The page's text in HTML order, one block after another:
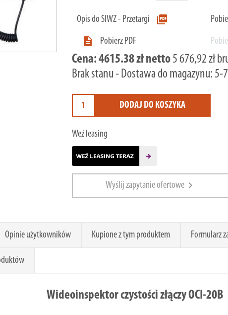
Opis do SIWZ - Przetargi picture_as_pdf

Pobierz PDF
Cena:4615.38 zł netto5 676,92 zł
Brak stanu - Dostawa do magazynu: 5-
DODAJ DO KOSZYKA
Weź leasing
Wyślij zapytanie ofertowe chevron_right
Opinie użytkowników Kupione z tym produktem Formularz
Wideoinspektor czystości złączy OCI-20B